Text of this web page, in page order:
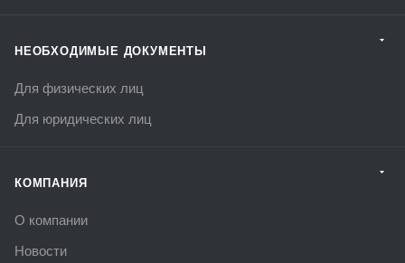
НЕОБХОДИМЫЕ ДОКУМЕНТЫ
Для физических лиц
Для юридических лиц
КОМПАНИЯ
О компании
Новости